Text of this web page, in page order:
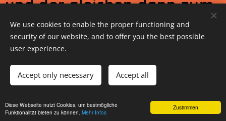
Zustimmen
Diese Webseite nutzt Cookies, um bestmögliche
Funktionalität bieten zu können. Mehr Infos
und der gleichen dann zum
Verkauf angeboten wird
und so dann selbst
Jugendliche /Kinder an
diese Drogen kommen? Das
We use cookies to enable the proper functioning and
security of our website, and to offer you the best possible
user experience.
Accept only necessary Accept all
Open advanced settings